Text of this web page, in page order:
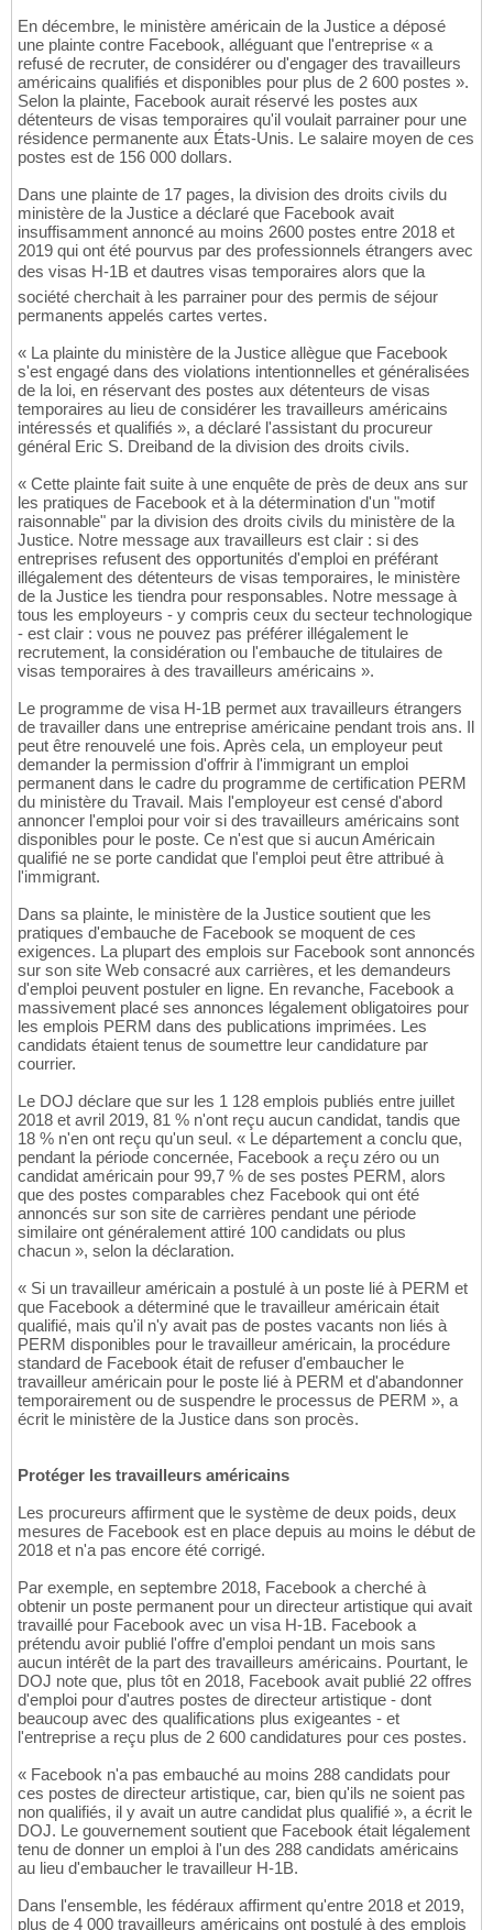
En décembre, le ministère américain de la Justice a déposé
une plainte contre Facebook, alléguant que l'entreprise « a
refusé de recruter, de considérer ou d'engager des travailleurs
américains qualifiés et disponibles pour plus de 2 600 postes ».
Selon la plainte, Facebook aurait réservé les postes aux
détenteurs de visas temporaires qu'il voulait parrainer pour une
résidence permanente aux États-Unis. Le salaire moyen de ces
postes est de 156 000 dollars.
Dans une plainte de 17 pages, la division des droits civils du
ministère de la Justice a déclaré que Facebook avait
insuffisamment annoncé au moins 2600 postes entre 2018 et
2019 qui ont été pourvus par des professionnels étrangers avec
des visas H-1B et dautres visas temporaires alors que la
société cherchait à les parrainer pour des permis de séjour
permanents appelés cartes vertes.
« La plainte du ministère de la Justice allègue que Facebook
s'est engagé dans des violations intentionnelles et généralisées
de la loi, en réservant des postes aux détenteurs de visas
temporaires au lieu de considérer les travailleurs américains
intéressés et qualifiés », a déclaré l'assistant du procureur
général Eric S. Dreiband de la division des droits civils.
« Cette plainte fait suite à une enquête de près de deux ans sur
les pratiques de Facebook et à la détermination d'un "motif
raisonnable" par la division des droits civils du ministère de la
Justice. Notre message aux travailleurs est clair : si des
entreprises refusent des opportunités d'emploi en préférant
illégalement des détenteurs de visas temporaires, le ministère
de la Justice les tiendra pour responsables. Notre message à
tous les employeurs - y compris ceux du secteur technologique
- est clair : vous ne pouvez pas préférer illégalement le
recrutement, la considération ou l'embauche de titulaires de
visas temporaires à des travailleurs américains ».
Le programme de visa H-1B permet aux travailleurs étrangers
de travailler dans une entreprise américaine pendant trois ans. Il
peut être renouvelé une fois. Après cela, un employeur peut
demander la permission d'offrir à l'immigrant un emploi
permanent dans le cadre du programme de certification PERM
du ministère du Travail. Mais l'employeur est censé d'abord
annoncer l'emploi pour voir si des travailleurs américains sont
disponibles pour le poste. Ce n'est que si aucun Américain
qualifié ne se porte candidat que l'emploi peut être attribué à
l'immigrant.
Dans sa plainte, le ministère de la Justice soutient que les
pratiques d'embauche de Facebook se moquent de ces
exigences. La plupart des emplois sur Facebook sont annoncés
sur son site Web consacré aux carrières, et les demandeurs
d'emploi peuvent postuler en ligne. En revanche, Facebook a
massivement placé ses annonces légalement obligatoires pour
les emplois PERM dans des publications imprimées. Les
candidats étaient tenus de soumettre leur candidature par
courrier.
Le DOJ déclare que sur les 1 128 emplois publiés entre juillet
2018 et avril 2019, 81 % n'ont reçu aucun candidat, tandis que
18 % n'en ont reçu qu'un seul. « Le département a conclu que,
pendant la période concernée, Facebook a reçu zéro ou un
candidat américain pour 99,7 % de ses postes PERM, alors
que des postes comparables chez Facebook qui ont été
annoncés sur son site de carrières pendant une période
similaire ont généralement attiré 100 candidats ou plus
chacun », selon la déclaration.
« Si un travailleur américain a postulé à un poste lié à PERM et
que Facebook a déterminé que le travailleur américain était
qualifié, mais qu'il n'y avait pas de postes vacants non liés à
PERM disponibles pour le travailleur américain, la procédure
standard de Facebook était de refuser d'embaucher le
travailleur américain pour le poste lié à PERM et d'abandonner
temporairement ou de suspendre le processus de PERM », a
écrit le ministère de la Justice dans son procès.
Protéger les travailleurs américains
Les procureurs affirment que le système de deux poids, deux
mesures de Facebook est en place depuis au moins le début de
2018 et n'a pas encore été corrigé.
Par exemple, en septembre 2018, Facebook a cherché à
obtenir un poste permanent pour un directeur artistique qui avait
travaillé pour Facebook avec un visa H-1B. Facebook a
prétendu avoir publié l'offre d'emploi pendant un mois sans
aucun intérêt de la part des travailleurs américains. Pourtant, le
DOJ note que, plus tôt en 2018, Facebook avait publié 22 offres
d'emploi pour d'autres postes de directeur artistique - dont
beaucoup avec des qualifications plus exigeantes - et
l'entreprise a reçu plus de 2 600 candidatures pour ces postes.
« Facebook n'a pas embauché au moins 288 candidats pour
ces postes de directeur artistique, car, bien qu'ils ne soient pas
non qualifiés, il y avait un autre candidat plus qualifié », a écrit le
DOJ. Le gouvernement soutient que Facebook était légalement
tenu de donner un emploi à l'un des 288 candidats américains
au lieu d'embaucher le travailleur H-1B.
Dans l'ensemble, les fédéraux affirment qu'entre 2018 et 2019,
plus de 4 000 travailleurs américains ont postulé à des emplois